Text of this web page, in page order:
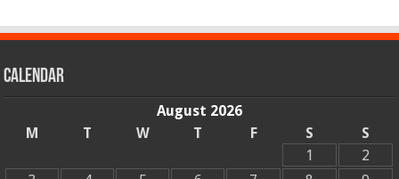
Calendar
August 2026
M
T W T F S
S
1
2